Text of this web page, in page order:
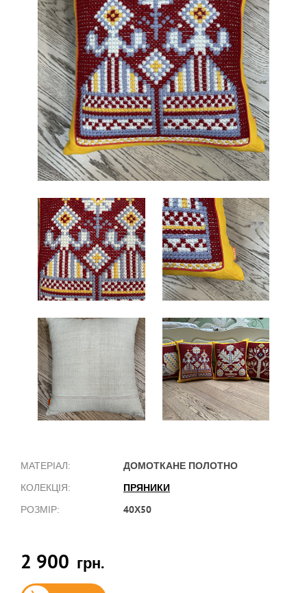
МАТЕРІАЛ: ДОМОТКАНЕ ПОЛОТНО
КОЛЕКЦІЯ: ПРЯНИКИ
РОЗМІР: 40Х50
2 900 грн.